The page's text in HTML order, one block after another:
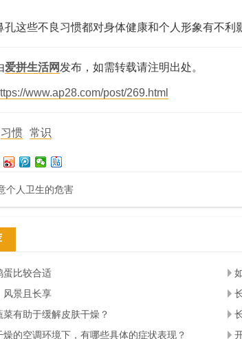
孔这些不良习惯都对身体健康和个人形象有不利
爱拼生活网 发布，如需转载请注明出处。
www.ap28.com/post/269.html
习惯 常识
个人卫生的危害
蛋比较合适
风景且长享
有助于缓解皮肤干燥？
的空调环境下，有哪些具体的症状表现？